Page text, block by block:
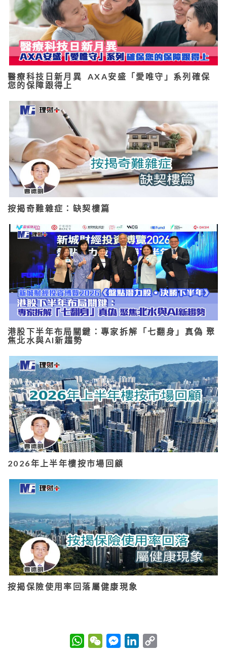
醫療科技日新月異 AXA安盛「愛唯守」系列確保
您的保障跟得上
按揭奇難雜症：缺契樓篇
港股下半年布局關鍵：專家拆解「七翻身」真偽 聚
焦北水與AI新趨勢
2026年上半年樓按市場回顧
按揭保險使用率回落屬健康現象
W
h
W
e
M
e
L